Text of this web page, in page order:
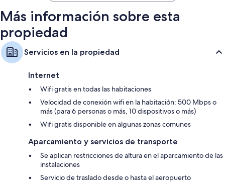
Más información sobre esta
propiedad
Servicios en la propiedad
Internet
Wifi gratis en todas las habitaciones
Velocidad de conexión wifi en la habitación: 500 Mbps o
más (para 6 personas o más, 10 dispositivos o más)
Wifi gratis disponible en algunas zonas comunes
Aparcamiento y servicios de transporte
Se aplican restricciones de altura en el aparcamiento de las
instalaciones
Servicio de traslado desde o hasta el aeropuerto